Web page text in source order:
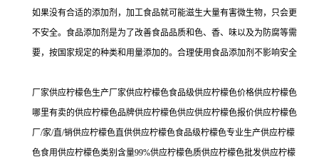
如果没有合适的添加剂，加工食品就可能滋生大量有害微生物，只会更
不安全。食品添加剂是为了改善食品品质和色、香、味以及为防腐等需
要，按国家规定的种类和用量添加的。合理使用食品添加剂不影响安全
厂家供应柠檬色生产厂家供应柠檬色食品级供应柠檬色价格供应柠檬色
哪里有卖的供应柠檬色品牌供应柠檬色供应供应柠檬色报价供应柠檬色
厂/家/直/销供应柠檬色直供供应柠檬色食品级柠檬色专业生产供应柠檬
色食用供应柠檬色类别含量99%供应柠檬色质供应柠檬色批发供应柠檬